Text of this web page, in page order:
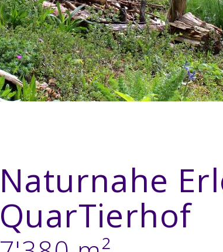
Naturnahe
QuarTierhof